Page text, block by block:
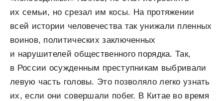
их семьи, но срезал им косы. На протяжении
всей истории человечества так унижали пленных
воинов, политических заключенных
и нарушителей общественного порядка. Так,
в России осужденным преступникам выбривали
левую часть головы. Это позволяло легко узнать
их, если они совершали побег. В Китае во время